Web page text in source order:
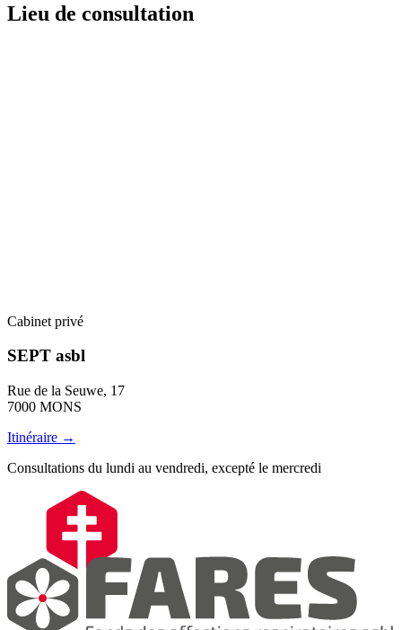
Lieu de consultation
Cabinet privé
SEPT asbl
Rue de la Seuwe, 17
7000 MONS
Itinéraire →
Consultations du lundi au vendredi, excepté le mercredi